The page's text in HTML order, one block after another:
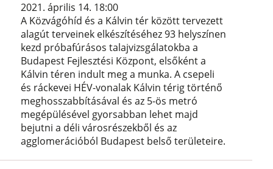
2021. április 14. 18:00
A Közvágóhíd és a Kálvin tér között tervezett
alagút terveinek elkészítéséhez 93 helyszínen
kezd próbafúrásos talajvizsgálatokba a
Budapest Fejlesztési Központ, elsőként a
Kálvin téren indult meg a munka. A csepeli
és ráckevei HÉV-vonalak Kálvin térig történő
meghosszabbításával és az 5-ös metró
megépülésével gyorsabban lehet majd
bejutni a déli városrészekből és az
agglomerációból Budapest belső területeire.